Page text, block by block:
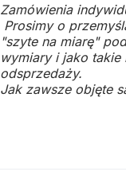
Zamówienia
Prosimy o
"szyte na miarę"
wymiary i jako takie
odsprzedaży.
Jak zawsze objęte